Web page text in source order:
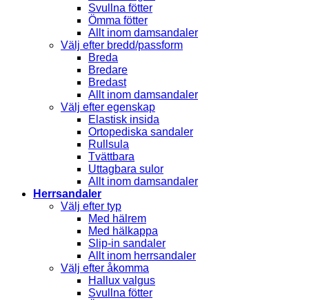
Svullna fötter
Ömma fötter
Allt inom damsandaler
Välj efter bredd/passform
Breda
Bredare
Bredast
Allt inom damsandaler
Välj efter egenskap
Elastisk insida
Ortopediska sandaler
Rullsula
Tvättbara
Uttagbara sulor
Allt inom damsandaler
Herrsandaler
Välj efter typ
Med hälrem
Med hälkappa
Slip-in sandaler
Allt inom herrsandaler
Välj efter åkomma
Hallux valgus
Svullna fötter